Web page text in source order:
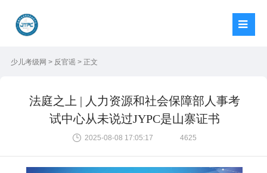
少儿考级网 > 反官谣 > 正文
法庭之上 | 人力资源和社会保障部人事考
试中心从未说过JYPC是山寨证书
2025-08-08 17:05:17 4625